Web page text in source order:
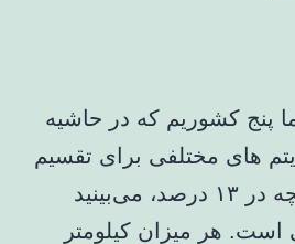
پنج کشوریم که در حاشیه
های مختلفی برای تقسیم
ساحل وجود دارد. آنچه در ۱۳ درصد، می‌بینید
هر میزان کیلومتر